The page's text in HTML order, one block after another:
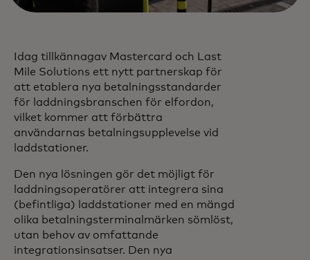
Idag tillkännagav Mastercard och Last
Mile Solutions ett nytt partnerskap för
att etablera nya betalningsstandarder
för laddningsbranschen för elfordon,
vilket kommer att förbättra
användarnas betalningsupplevelse vid
laddstationer.
Den nya lösningen gör det möjligt för
laddningsoperatörer att integrera sina
(befintliga) laddstationer med en mängd
olika betalningsterminalmärken sömlöst,
utan behov av omfattande
integrationsinsatser. Den nya